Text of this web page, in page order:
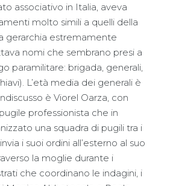
associativo in Italia, aveva
molto simili a quelli della
gerarchia estremamente
nomi che sembrano presi a
paramilitare: brigada, generali,
L’età media dei generali è
è Viorel Oarza, con
professionista che in
una squadra di pugili tra i
i suoi ordini all’esterno al suo
la moglie durante i
che coordinano le indagini, i